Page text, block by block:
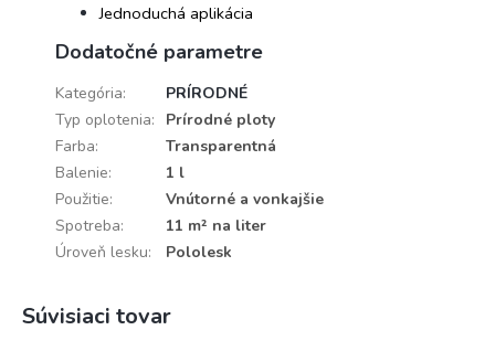
Jednoduchá aplikácia
Dodatočné parametre
Kategória:
PRÍRODNÉ
Typ oplotenia:
Prírodné ploty
Farba:
Transparentná
Balenie:
1 l
Použitie:
Vnútorné a vonkajšie
Spotreba:
11 m² na liter
Úroveň lesku: Pololesk
Súvisiaci tovar